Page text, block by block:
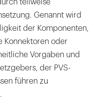
teilweise
Genannt wird
der Komponenten,
Konnektoren oder
Vorgaben und
der PVS-
führen zu